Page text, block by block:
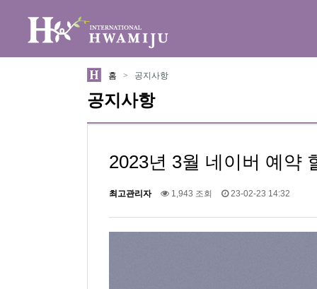
하위분류
홈 > 공지사항
공지사항
2023년 3월 네이버 예약
최고관리자 1,943 조회 23-02-23 14:32